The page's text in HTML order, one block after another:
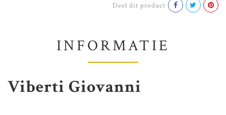
Deel dit product
INFORMATIE
Viberti Giovanni